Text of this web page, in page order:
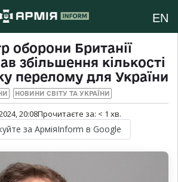
EN
оборони Британії
збільшення кількості
перелому для України
НОВИНИ СВІТУ ТА УКРАЇНИ
20:08Прочитаєте за: < 1 хв.
за АрміяInform в Google